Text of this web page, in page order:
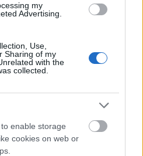
my
Advertising.
Use,
Sharing of my
with the
collected.
enable storage
cookies on web or
alapja egy jól
két e-mail címre. Egyik
pedig az ügyfélszolgálati
e-mail címen
tartani a kapcsolatot a
vagy panaszuk merülne
a vállalkozásod
a vásárlók tisztába
és visszaküldéssel. Ezzel
kollégáknak.